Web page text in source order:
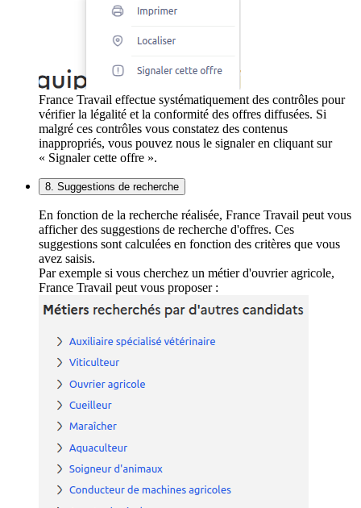
France Travail effectue systématiquement des contrôles pour
vérifier la légalité et la conformité des offres diffusées. Si
malgré ces contrôles vous constatez des contenus
inappropriés, vous pouvez nous le signaler en cliquant sur
« Signaler cette offre ».
8. Suggestions de recherche
En fonction de la recherche réalisée, France Travail peut vous
afficher des suggestions de recherche d'offres. Ces
suggestions sont calculées en fonction des critères que vous
avez saisis.
Par exemple si vous cherchez un métier d'ouvrier agricole,
France Travail peut vous proposer :